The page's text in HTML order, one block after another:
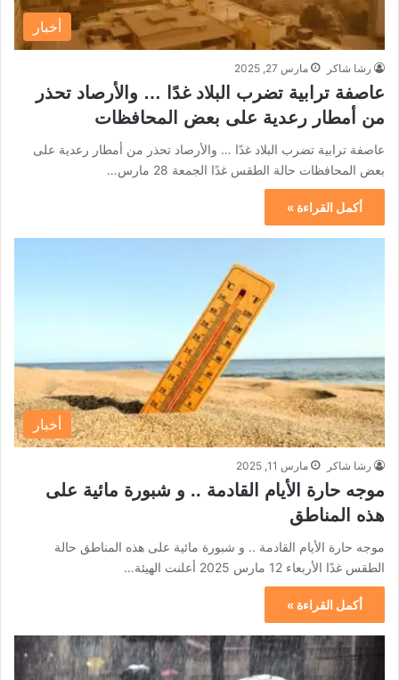
أخبار
رشا شاكر مارس 27, 2025
عاصفة ترابية تضرب البلاد غدًا … والأرصاد تحذر
من أمطار رعدية على بعض المحافظات
عاصفة ترابية تضرب البلاد غدًا … والأرصاد تحذر من أمطار رعدية على
بعض المحافظات حالة الطقس غدًا الجمعة 28 مارس…
أكمل القراءة »
أخبار
رشا شاكر مارس 11, 2025
موجه حارة الأيام القادمة .. و شبورة مائية على
هذه المناطق
موجه حارة الأيام القادمة .. و شبورة مائية على هذه المناطق حالة
الطقس غدًا الأربعاء 12 مارس 2025 أعلنت الهيئة…
أكمل القراءة »